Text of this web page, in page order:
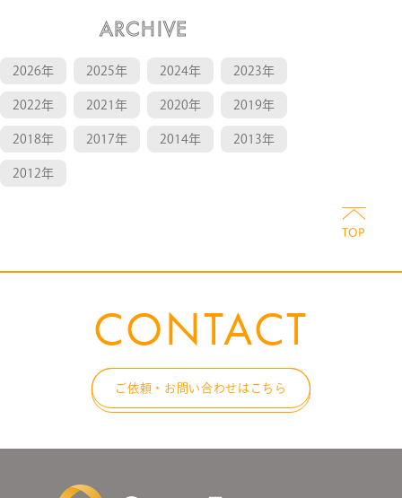
ARCHIVE
2026年 2025年 2024年 2023年
2022年 2021年 2020年 2019年
2018年 2017年 2014年 2013年
2012年
CONTACT
ご依頼・お問い合わせはこちら